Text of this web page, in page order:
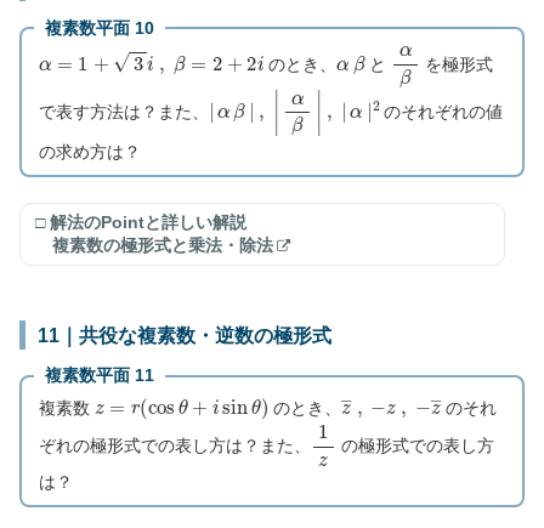
複素数平面 10
+ β=2 i のとき、 βと αβ を極形式
で表す方法は？また、 | | , β| | 2 のそれぞれの値
の求め方は？
□ 解法のPointと詳しい解説
複素数の極形式と乗法・除法
11｜共役な複素数・逆数の極形式
複素数平面 11
複素数
cos +i sin ) のとき、 z z―のそれ
ぞれの極形式での表し方は？また、
1z
の極形式での表し方
は？